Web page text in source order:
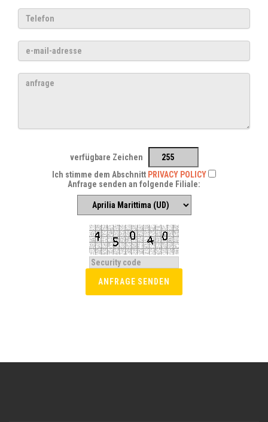
verfügbare Zeichen
Ich stimme dem Abschnitt PRIVACY POLICY
Anfrage senden an folgende Filiale: